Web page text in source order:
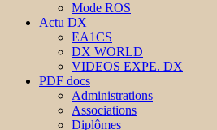
Mode ROS
Actu DX
EA1CS
DX WORLD
VIDEOS EXPE. DX
PDF docs
Administrations
Associations
Diplômes